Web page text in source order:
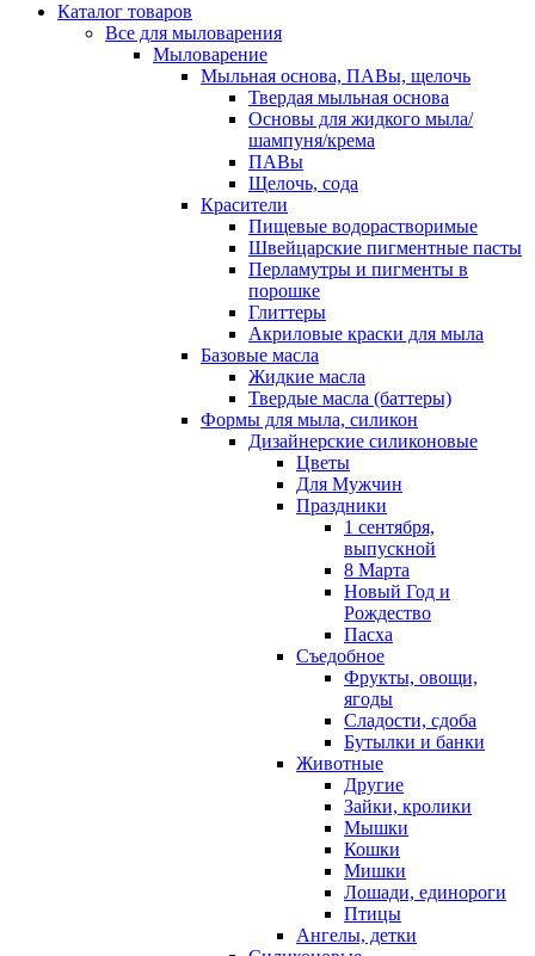
Каталог товаров
Все для мыловарения
Мыловарение
Мыльная основа, ПАВы, щелочь
Твердая мыльная основа
Основы для жидкого мыла/
шампуня/крема
ПАВы
Щелочь, сода
Красители
Пищевые водорастворимые
Швейцарские пигментные пасты
Перламутры и пигменты в
порошке
Глиттеры
Акриловые краски для мыла
Базовые масла
Жидкие масла
Твердые масла (баттеры)
Формы для мыла, силикон
Дизайнерские силиконовые
Цветы
Для Мужчин
Праздники
1 сентября,
выпускной
8 Марта
Новый Год и
Рождество
Пасха
Съедобное
Фрукты, овощи,
ягоды
Сладости, сдоба
Бутылки и банки
Животные
Другие
Зайки, кролики
Мышки
Кошки
Мишки
Лошади, единороги
Птицы
Ангелы, детки